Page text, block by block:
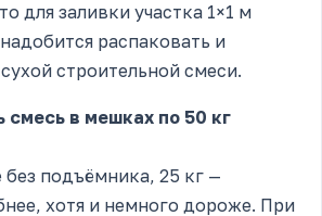
для заливки участка 1×1 м
распаковать и
строительной смеси.
смесь в мешках по 50 кг
без подъёмника, 25 кг —
хотя и немного дороже. При